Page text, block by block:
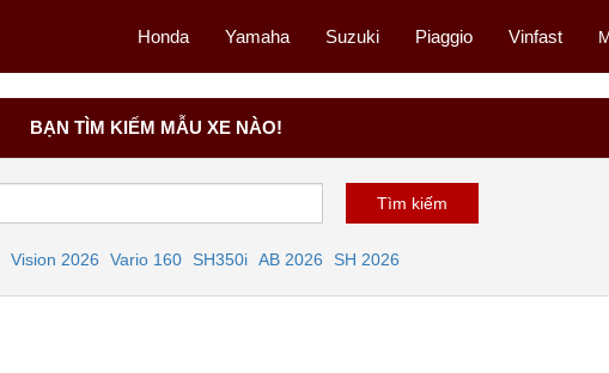
Honda Yamaha Suzuki Piaggio Vinfast
BẠN TÌM KIẾM MẪU XE NÀO!
Vision 2026 Vario 160 SH350i AB 2026 SH 2026